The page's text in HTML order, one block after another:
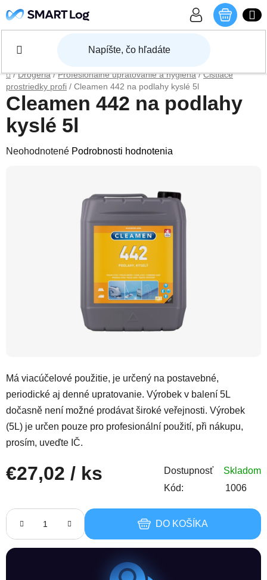
Domov
/ Drogéria / Profesionálne upratovanie a hygiena / Čistiace
prostriedky profi / Cleamen 442 na podlahy kyslé 5l
Má viacúčelové použitie, je určený na postavebné,
periodické aj denné upratovanie. Výrobek v balení 5L
dočasně není možné prodávat široké veřejnosti. Výrobek
(5L) je určen pouze pro profesionální použití, při nákupu,
prosím, uveďte IČ.
€27,02 / ks Dostupnosť
Skladom
Kód:
1006
DO KOŠÍKA
Cleamen 442 na podlahy
kyslé 5l
Priemerné hodnotenie produktu je 0,0 z 5 hviezdičiek.
Neohodnotené Podrobnosti hodnotenia